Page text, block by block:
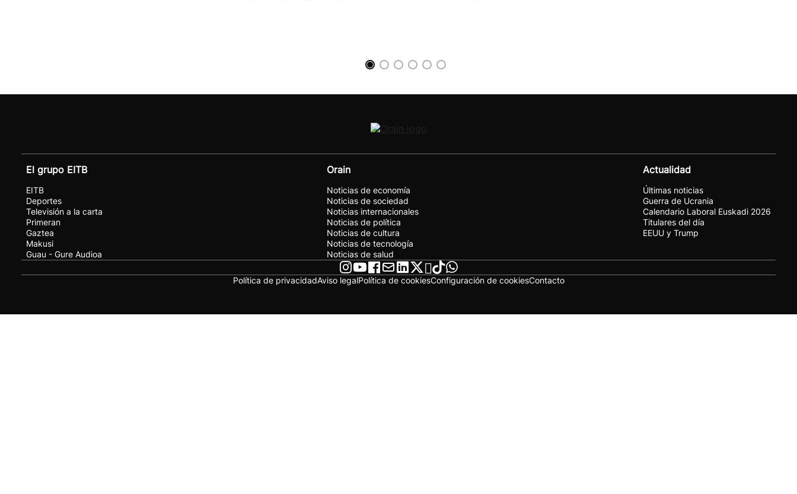
El grupo EITB
EITB
Deportes
Televisión a la carta
Primeran
Gaztea
Makusi
Guau - Gure Audioa
Orain
Noticias de economía
Noticias de sociedad
Noticias internacionales
Noticias de política
Noticias de cultura
Noticias de tecnología
Noticias de salud
Actualidad
Últimas noticias
Guerra de Ucrania
Calendario Laboral Euskadi 2026
Titulares del día
EEUU y Trump
Política de privacidadAviso legalPolítica de cookiesConfiguración de cookiesContacto